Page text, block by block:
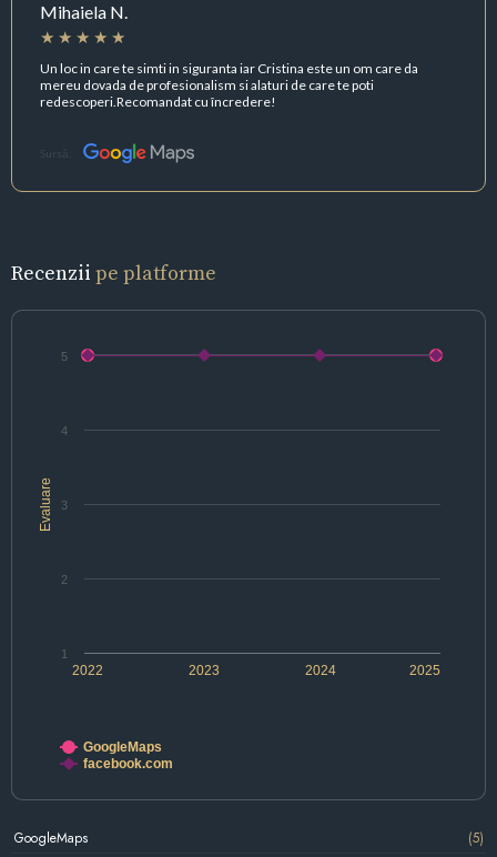
Mihaiela N.
Un loc in care te simti in siguranta iar Cristina este un om care da
mereu dovada de profesionalism si alaturi de care te poti
redescoperi.Recomandat cu încredere!
Sursă:
Recenzii pe platforme
Evaluare
2022 2024
2023 2025
1
2
3
4
5
GoogleMaps
facebook.com
GoogleMaps (5)